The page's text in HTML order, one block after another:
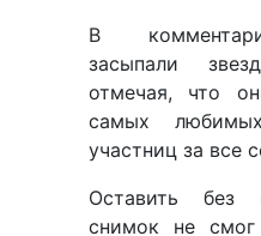
В
засыпали
отмечая, что
самых
участниц за все
Оставить без
снимок не